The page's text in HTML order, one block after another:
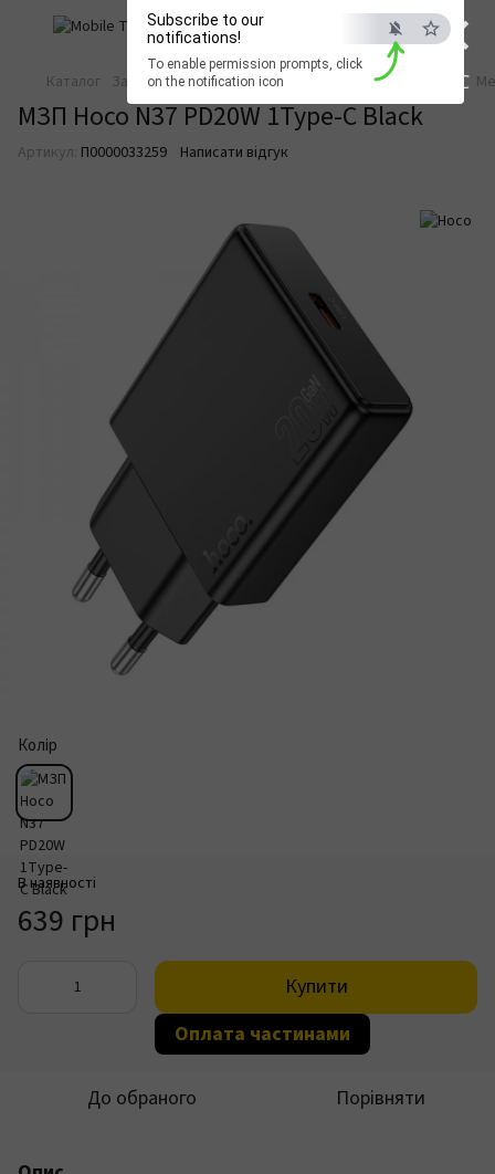
×
ESC
Subscribe to our
notifications!
To enable permission prompts, click
on the notification icon
Каталог Зарядка та живлення Зарядні пристрої Мережеві
МЗП Hoco N37 PD20W 1Type-C Black
Артикул: П0000033259 Написати відгук
Колір
В наявності
639 грн
Купити
Оплата частинами
До обраного Порівняти